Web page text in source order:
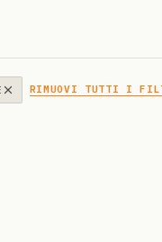
RIMUOVI TUTTI I